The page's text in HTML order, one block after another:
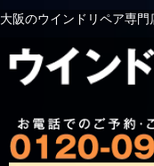
大阪のウインドリペア専